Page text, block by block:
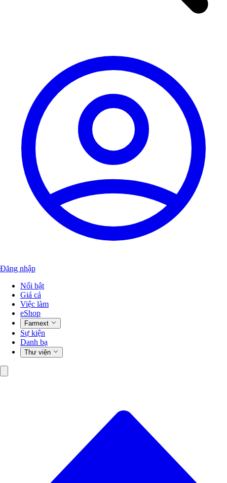
Đăng nhập
Nổi bật
Giá cả
Việc làm
eShop
Farmext
Sự kiện
Danh bạ
Thư viện